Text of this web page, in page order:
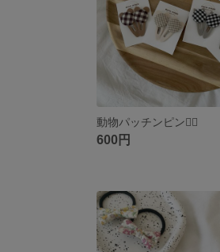
動物パッチンピン❁⃘
600円